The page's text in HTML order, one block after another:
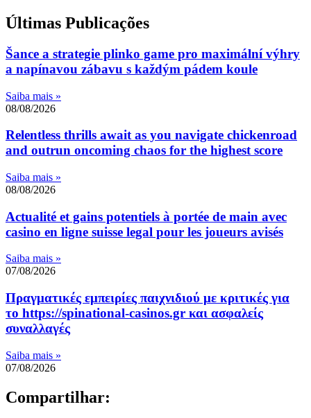
Últimas Publicações
Šance a strategie plinko game pro maximální výhry
a napínavou zábavu s každým pádem koule
Saiba mais »
08/08/2026
Relentless thrills await as you navigate chickenroad
and outrun oncoming chaos for the highest score
Saiba mais »
08/08/2026
Actualité et gains potentiels à portée de main avec
casino en ligne suisse legal pour les joueurs avisés
Saiba mais »
07/08/2026
Πραγματικές εμπειρίες παιχνιδιού με κριτικές για
το https://spinational-casinos.gr και ασφαλείς
συναλλαγές
Saiba mais »
07/08/2026
Compartilhar: